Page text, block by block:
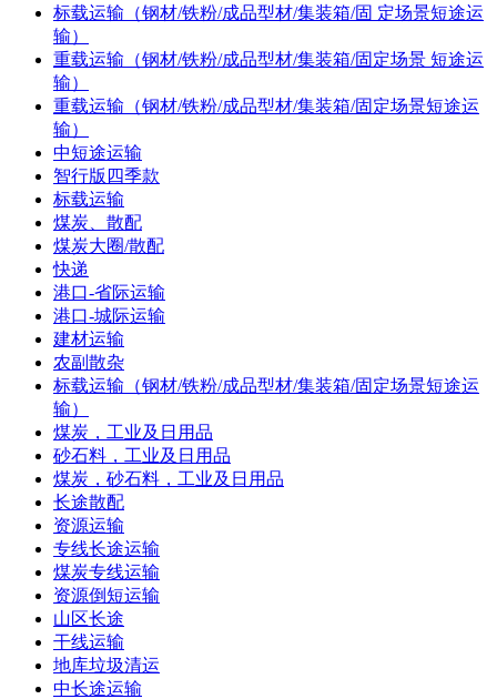
标载运输（钢材/铁粉/成品型材/集装箱/固 定场景短途运
输）
重载运输（钢材/铁粉/成品型材/集装箱/固定场景 短途运
输）
重载运输（钢材/铁粉/成品型材/集装箱/固定场景短途运
输）
中短途运输
智行版四季款
标载运输
煤炭、散配
煤炭大圈/散配
快递
港口-省际运输
港口-城际运输
建材运输
农副散杂
标载运输（钢材/铁粉/成品型材/集装箱/固定场景短途运
输）
煤炭，工业及日用品
砂石料，工业及日用品
煤炭，砂石料，工业及日用品
长途散配
资源运输
专线长途运输
煤炭专线运输
资源倒短运输
山区长途
干线运输
地库垃圾清运
中长途运输